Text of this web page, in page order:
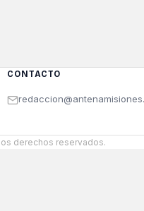
CONTACTO
derechos reservados.